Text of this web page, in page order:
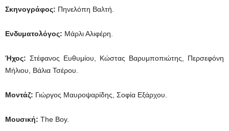
Σκηνογράφος: Πηνελόπη Βαλτή.
Ενδυματολόγος: Μάρλι Αλιφέρη.
Ήχος: Στέφανος Ευθυμίου, Κώστας Βαρυμποπιώτης, Περσεφόνη
Μήλιου, Βάλια Τσέρου.
Μοντάζ: Γιώργος Μαυροψαρίδης, Σοφία Εξάρχου.
Μουσική: The Boy.